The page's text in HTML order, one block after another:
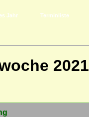
Jahr Terminliste
2021